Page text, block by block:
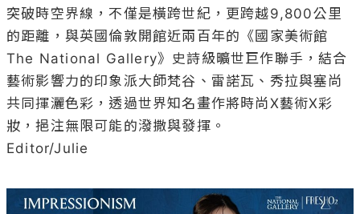
突破時空界線，不僅是橫跨世紀，更跨越9,800公里
的距離，與英國倫敦開館近兩百年的《國家美術館
The National Gallery》史詩級曠世巨作聯手，結合
藝術影響力的印象派大師梵谷、雷諾瓦、秀拉與塞尚
共同揮灑色彩，透過世界知名畫作將時尚X藝術X彩
妝，挹注無限可能的潑撒與發揮。
Editor/Julie